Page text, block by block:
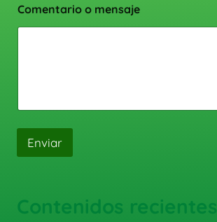
Comentario o mensaje
Enviar
Contenidos recientes